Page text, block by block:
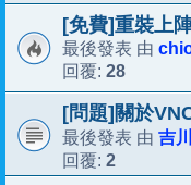
[免費]重裝上
最後發表 由
回覆: 28
[問題]關於
最後發表 由 吉
回覆: 2